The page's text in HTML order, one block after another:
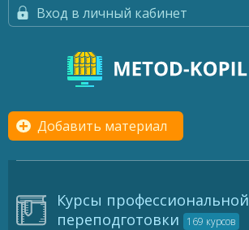
Вход в личный кабинет
Добавить материал
Курсы профессиональной
переподготовки
169 курсов